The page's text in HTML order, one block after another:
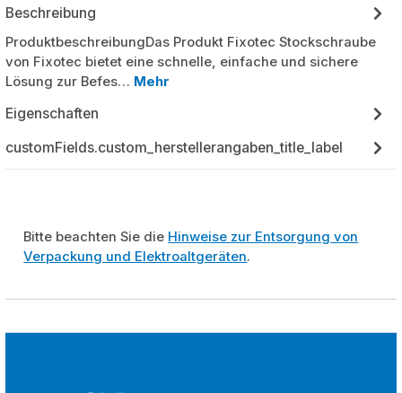
Beschreibung
ProduktbeschreibungDas Produkt Fixotec Stockschraube
von Fixotec bietet eine schnelle, einfache und sichere
Lösung zur Befes… Mehr
Eigenschaften
customFields.custom_herstellerangaben_title_label
Bitte beachten Sie die Hinweise zur Entsorgung von
Verpackung und Elektroaltgeräten.